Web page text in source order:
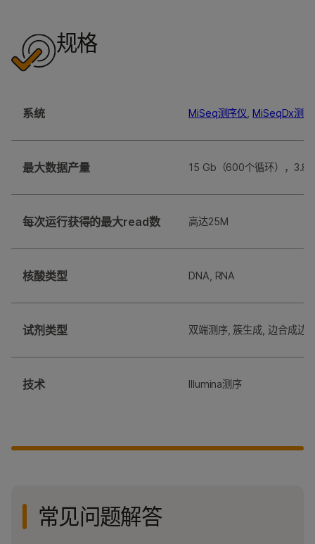
规格
系统 MiSeq测序仪 ,MiSeqDx测
最大数据产量 15 Gb（600个循环），3.8
每次运行获得的最大read数 高达25M
核酸类型 DNA, RNA
试剂类型 双端测序, 簇生成, 边合成边
技术 Illumina测序
常见问题解答